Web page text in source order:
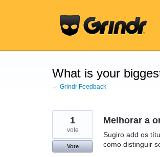
What is your
← Grindr Feedback
Melhorar a
Sugiro add os
como distinguir
1
vote
Vote